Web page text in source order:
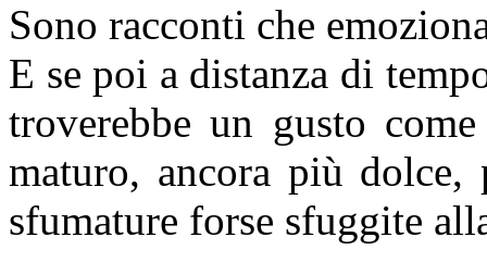
Sono racconti che
E se poi a distanza di
troverebbe un gusto
maturo, ancora più dolce,
sfumature forse sfuggite